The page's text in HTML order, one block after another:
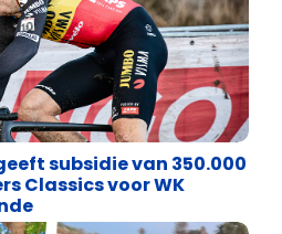
subsidie van 350.000
Classics voor WK